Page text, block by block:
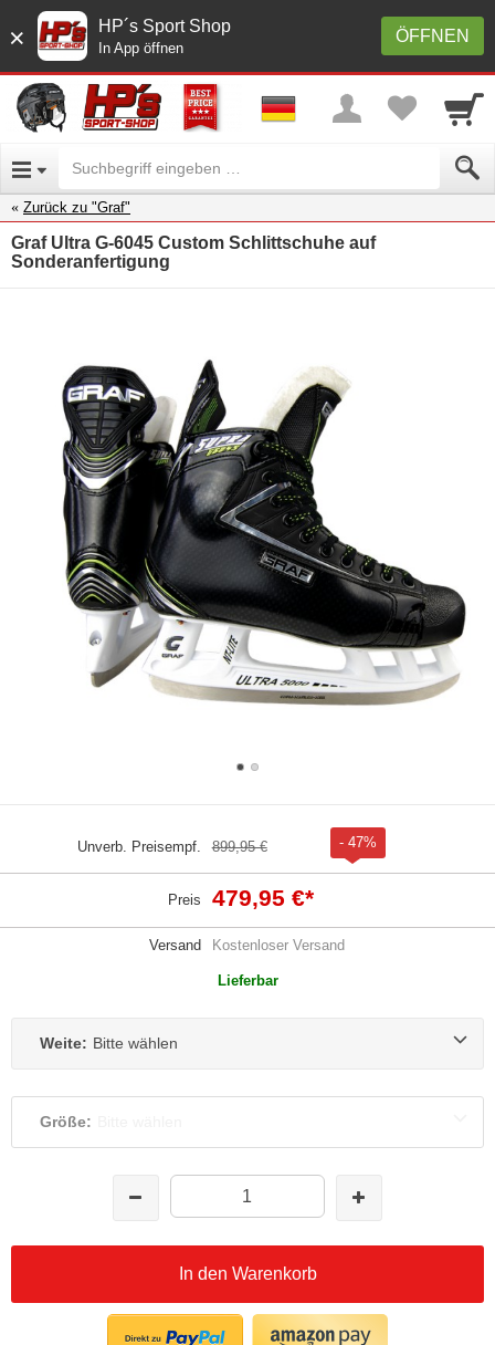
× ÖFFNEN
HP´s Sport Shop
In App öffnen
Zurück zu "Graf"
Graf Ultra G-6045 Custom Schlittschuhe auf
Sonderanfertigung
Unverb. Preisempf. 899,95 € - 47%
Preis 479,95 €*
Versand Kostenloser Versand
Lieferbar
Weite: Bitte wählen
Größe:
In den Warenkorb